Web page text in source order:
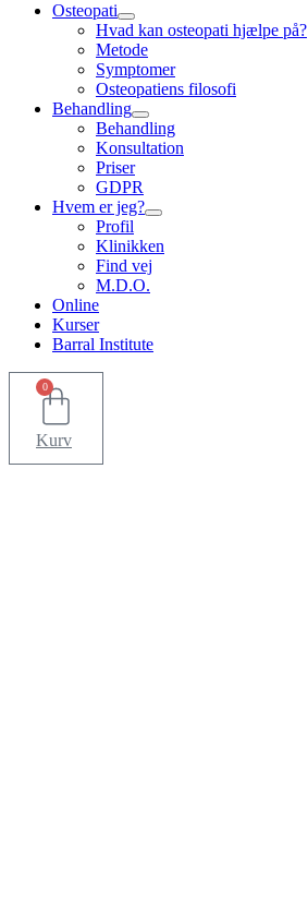
Osteopati
Hvad kan osteopati hjælpe på?
Metode
Symptomer
Osteopatiens filosofi
Behandling
Behandling
Konsultation
Priser
GDPR
Hvem er jeg?
Profil
Klinikken
Find vej
M.D.O.
Online
Kurser
Barral Institute
0
Kurv